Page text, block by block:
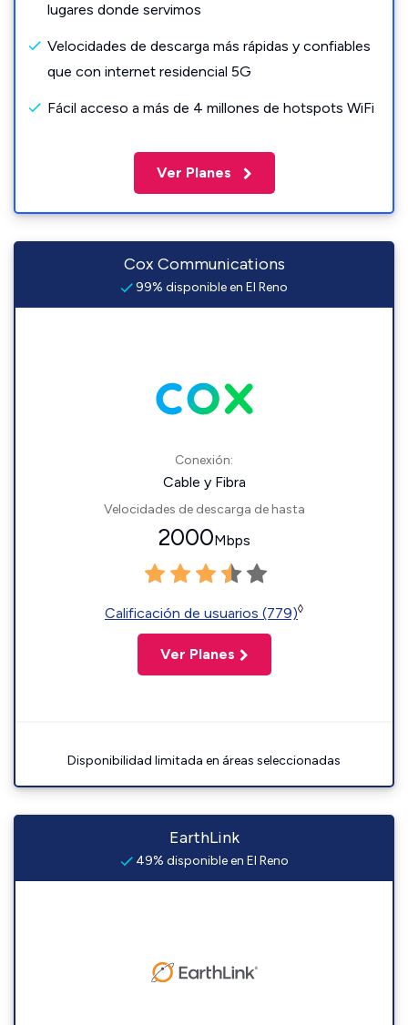
lugares donde servimos
Velocidades de descarga más rápidas y confiables
que con internet residencial 5G
Fácil acceso a más de 4 millones de hotspots WiFi
Ver Planes
Cox Communications
99% disponible en El Reno
Conexión:
Cable y Fibra
Velocidades de descarga de hasta
2000Mbps
Calificación de usuarios (779)◊
Ver Planes
Disponibilidad limitada en áreas seleccionadas
EarthLink
49% disponible en El Reno